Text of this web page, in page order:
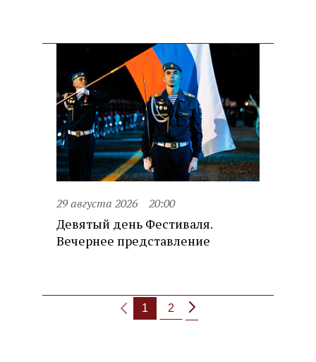
29 августа 2026 20:00
Девятый день Фестиваля.
Вечернее представление
1 2